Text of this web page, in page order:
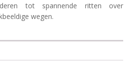
tot spannende ritten over
wegen.